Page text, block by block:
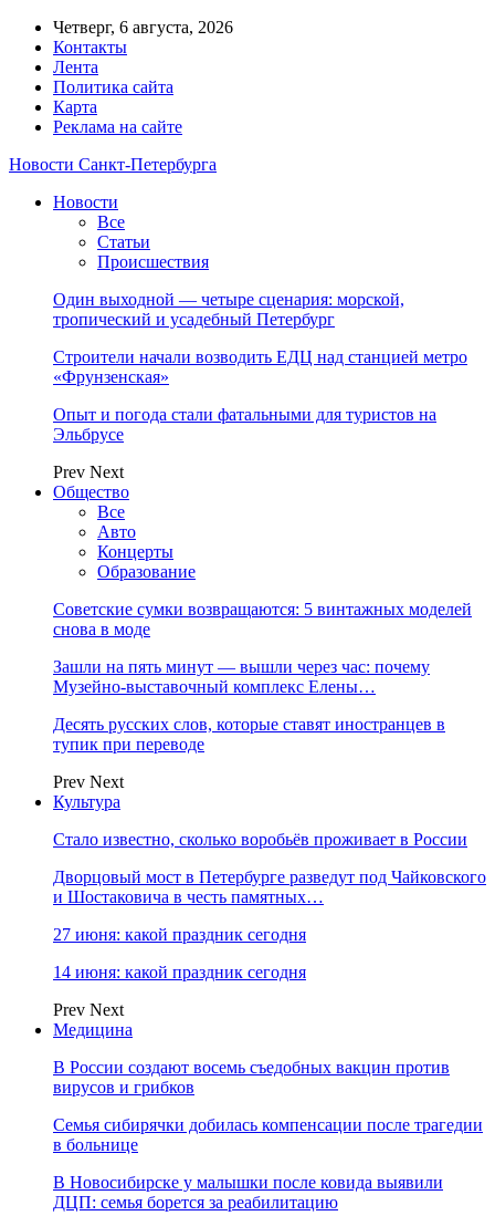
Четверг, 6 августа, 2026
Контакты
Лента
Политика сайта
Карта
Реклама на сайте
Новости Санкт-Петербурга
Новости
Все
Статьи
Происшествия
Один выходной — четыре сценария: морской,
тропический и усадебный Петербург
Строители начали возводить ЕДЦ над станцией метро
«Фрунзенская»
Опыт и погода стали фатальными для туристов на
Эльбрусе
Prev Next
Общество
Все
Авто
Концерты
Образование
Советские сумки возвращаются: 5 винтажных моделей
снова в моде
Зашли на пять минут — вышли через час: почему
Музейно-выставочный комплекс Елены…
Десять русских слов, которые ставят иностранцев в
тупик при переводе
Prev Next
Культура
Стало известно, сколько воробьёв проживает в России
Дворцовый мост в Петербурге разведут под Чайковского
и Шостаковича в честь памятных…
27 июня: какой праздник сегодня
14 июня: какой праздник сегодня
Prev Next
Медицина
В России создают восемь съедобных вакцин против
вирусов и грибков
Семья сибирячки добилась компенсации после трагедии
в больнице
В Новосибирске у малышки после ковида выявили
ДЦП: семья борется за реабилитацию